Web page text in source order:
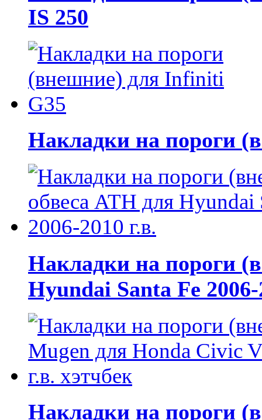
IS 250
Накладки на пороги
Накладки на пороги
Hyundai Santa Fe 2006-
Накладки на пороги